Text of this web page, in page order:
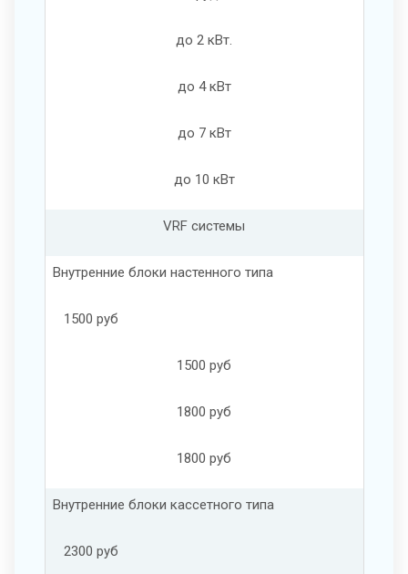
до 2 кВт.
до 4 кВт
до 7 кВт
до 10 кВт
VRF системы
Внутренние блоки настенного типа
1500 руб
1500 руб
1800 руб
1800 руб
Внутренние блоки кассетного типа
2300 руб